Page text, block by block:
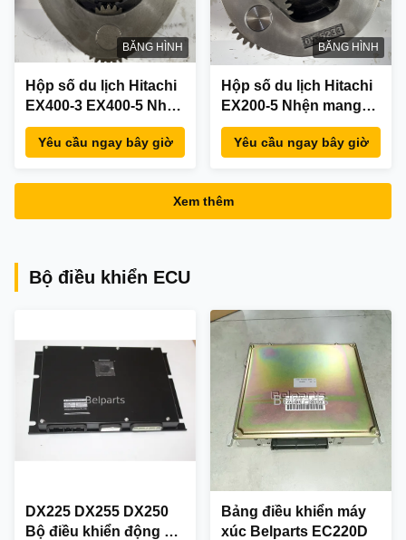
BĂNG HÌNH
Hộp số du lịch Hitachi
EX400-3 EX400-5 Nhện
mang hành tinh thứ 2
với Sun Gear Assy cho
3053785
Yêu cầu ngay bây giờ
BĂNG HÌNH
Hộp số du lịch Hitachi
EX200-5 Nhện mang
hành tinh thứ 3 với
Sun Gear Assy cho
1019147 3063957
3063959
Yêu cầu ngay bây giờ
Xem thêm
Bộ điều khiển ECU
DX225 DX255 DX250
Bộ điều khiển động cơ
Bảng điều khiển máy
xúc Belparts EC220D